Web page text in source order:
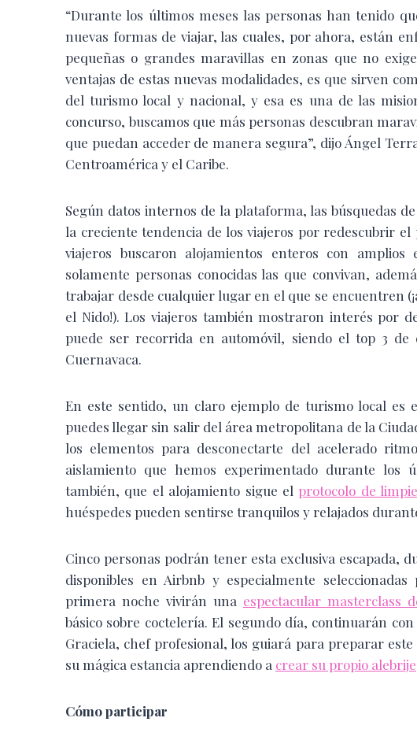
“Durante los últimos meses las personas han tenido
nuevas formas de viajar, las cuales, por ahora, están
pequeñas o grandes maravillas en zonas que no
ventajas de estas nuevas modalidades, es que sirven
del turismo local y nacional, y esa es una de las
concurso, buscamos que más personas descubran
que puedan acceder de manera segura”, dijo Ángel
Centroamérica y el Caribe.
Según datos internos de la plataforma, las búsquedas
la creciente tendencia de los viajeros por redescubrir
viajeros buscaron alojamientos enteros con
solamente personas conocidas las que convivan,
trabajar desde cualquier lugar en el que se encuentren
el Nido!). Los viajeros también mostraron interés por
puede ser recorrida en automóvil, siendo el top 3 de
Cuernavaca.
En este sentido, un claro ejemplo de turismo local es
puedes llegar sin salir del área metropolitana de la
los elementos para desconectarte del acelerado
aislamiento que hemos experimentado durante los
también, que el alojamiento sigue el protocolo de
huéspedes pueden sentirse tranquilos y relajados
Cinco personas podrán tener esta exclusiva escapada,
disponibles en Airbnb y especialmente
primera noche vivirán una espectacular masterclass
básico sobre coctelería. El segundo día, continuarán
Graciela, chef profesional, los guiará para preparar
su mágica estancia aprendiendo a crear su propio alebrije
Cómo participar